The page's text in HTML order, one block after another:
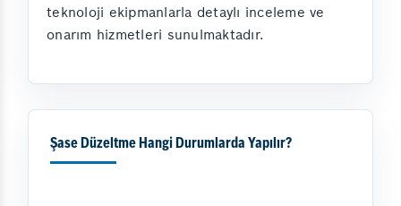
teknoloji ekipmanlarla detaylı inceleme ve
onarım hizmetleri sunulmaktadır.
Şase Düzeltme Hangi Durumlarda Yapılır?